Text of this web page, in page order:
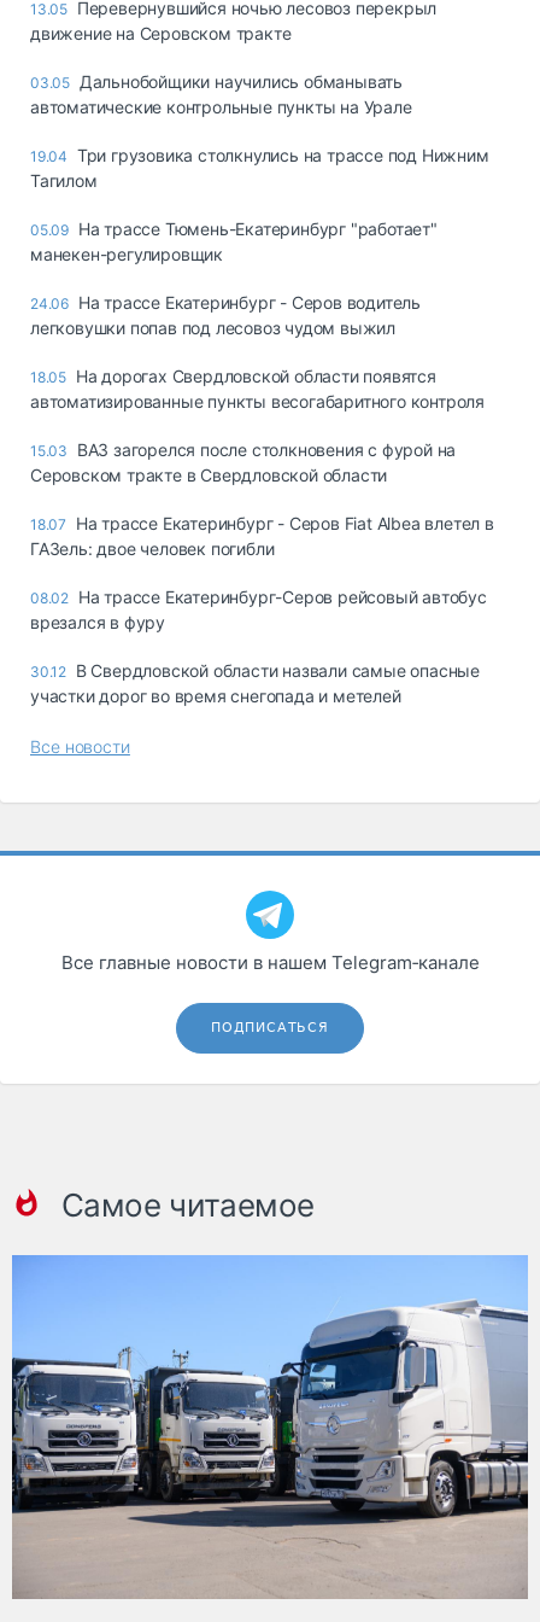
13.05 Перевернувшийся ночью лесовоз перекрыл
движение на Серовском тракте
03.05 Дальнобойщики научились обманывать
автоматические контрольные пункты на Урале
19.04 Три грузовика столкнулись на трассе под Нижним
Тагилом
05.09 На трассе Тюмень-Екатеринбург "работает"
манекен-регулировщик
24.06 На трассе Екатеринбург - Серов водитель
легковушки попав под лесовоз чудом выжил
18.05 На дорогах Свердловской области появятся
автоматизированные пункты весогабаритного контроля
15.03
ВАЗ загорелся после столкновения с фурой на
Серовском тракте в Свердловской области
18.07
На трассе Екатеринбург - Серов Fiat Albea влетел в
ГАЗель: двое человек погибли
08.02 На трассе Екатеринбург-Серов рейсовый автобус
врезался в фуру
30.12 В Свердловской области назвали самые опасные
участки дорог во время снегопада и метелей
Все новости
Все главные новости в нашем Telegram‑канале
ПОДПИСАТЬСЯ
Самое читаемое